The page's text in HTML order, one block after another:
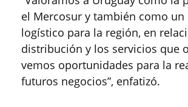
el Mercosur y también como un
logístico para la región, en
distribución y los servicios que
vemos oportunidades para la
futuros negocios”, enfatizó.